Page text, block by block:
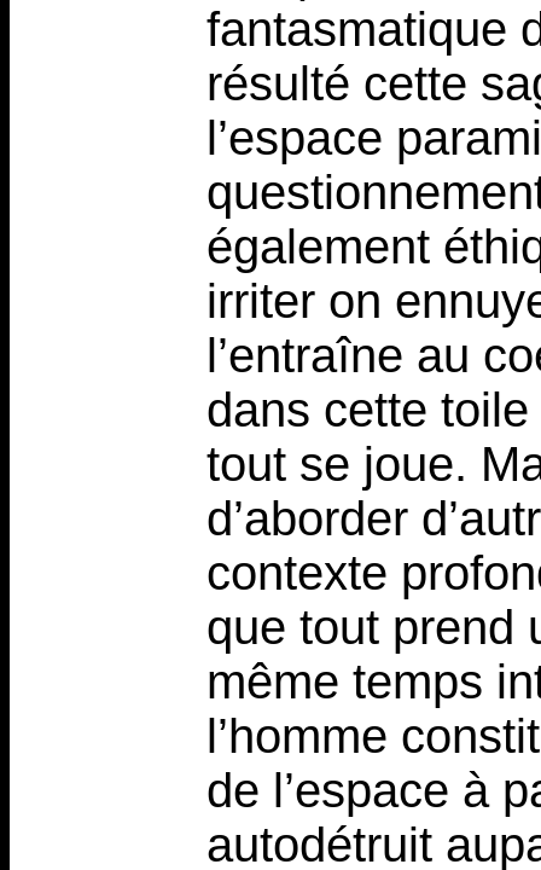
fantasmatique
résulté cette
l’espace
également
irriter on
l’entraîne au
dans cette
tout se joue.
d’aborder
contexte
que tout prend
même temps
l’homme
de l’espace à
autodétruit